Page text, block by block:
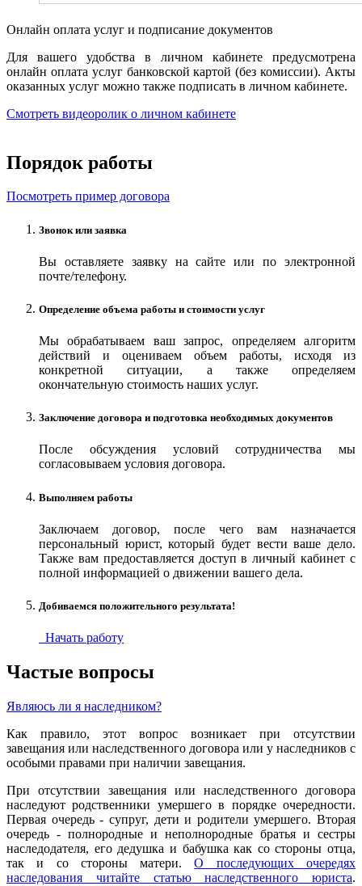
Онлайн оплата услуг и подписание документов
Для вашего удобства в личном кабинете предусмотрена
онлайн оплата услуг банковской картой (без комиссии). Акты
оказанных услуг можно также подписать в личном кабинете.
Смотреть видеоролик о личном кабинете
Порядок работы
Посмотреть пример договора
Звонок или заявка
Вы оставляете заявку на сайте или по электронной
почте/телефону.
Определение объема работы и стоимости услуг
Мы обрабатываем ваш запрос, определяем алгоритм
действий и оцениваем объем работы, исходя из
конкретной ситуации, а также определяем
окончательную стоимость наших услуг.
Заключение договора и подготовка необходимых документов
После обсуждения условий сотрудничества мы
согласовываем условия договора.
Выполняем работы
Заключаем договор, после чего вам назначается
персональный юрист, который будет вести ваше дело.
Также вам предоставляется доступ в личный кабинет с
полной информацией о движении вашего дела.
Добиваемся положительного результата!
Начать работу
Частые вопросы
Являюсь ли я наследником?
Как правило, этот вопрос возникает при отсутствии
завещания или наследственного договора или у наследников с
особыми правами при наличии завещания.
При отсутствии завещания или наследственного договора
наследуют родственники умершего в порядке очередности.
Первая очередь - супруг, дети и родители умершего. Вторая
очередь - полнородные и неполнородные братья и сестры
наследодателя, его дедушка и бабушка как со стороны отца,
так и со стороны матери.О последующих очередях
наследования читайте статью наследственного юриста.